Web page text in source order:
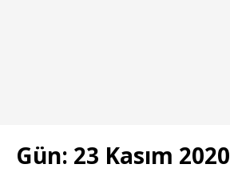
Gün: 23 Kasım 2020